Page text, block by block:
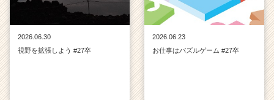
2026.06.30
視野を拡張しよう #27卒
2026.06.23
お仕事はパズルゲーム #27卒